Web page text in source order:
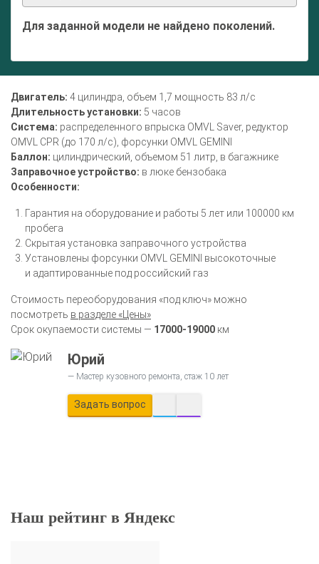
Для заданной модели не найдено поколений.
Двигатель: 4 цилиндра, объем 1,7 мощность 83 л/с
Длительность установки: 5 часов
Система: распределенного впрыска OMVL Saver, редуктор
OMVL CPR (до 170 л/с), форсунки OMVL GEMINI
Баллон: цилиндрический, объемом 51 литр, в багажнике
Заправочное устройство: в люке бензобака
Особенности:
Гарантия на оборудование и работы 5 лет или 100000 км
пробега
Скрытая установка заправочного устройства
Установлены форсунки OMVL GEMINI высокоточные
и адаптированные под российский газ
Стоимость переоборудования «под ключ» можно
посмотреть в разделе «Цены»
Срок окупаемости системы — 17000-19000 км
Юрий
Мастер кузовного ремонта, стаж 10 лет
Задать вопрос
Наш рейтинг в Яндекс